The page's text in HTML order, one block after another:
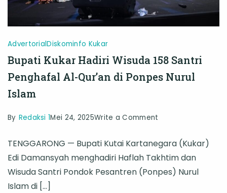
AdvertorialDiskominfo Kukar
Bupati Kukar Hadiri Wisuda 158 Santri
Penghafal Al-Qur’an di Ponpes Nurul
Islam
By Redaksi 1Mei 24, 2025Write a Comment
Kukar
Hadiri
Wisuda
TENGGARONG — Bupati Kutai Kartanegara (Kukar)
Edi Damansyah menghadiri Haflah Takhtim dan
Wisuda Santri Pondok Pesantren (Ponpes) Nurul
Islam di […]